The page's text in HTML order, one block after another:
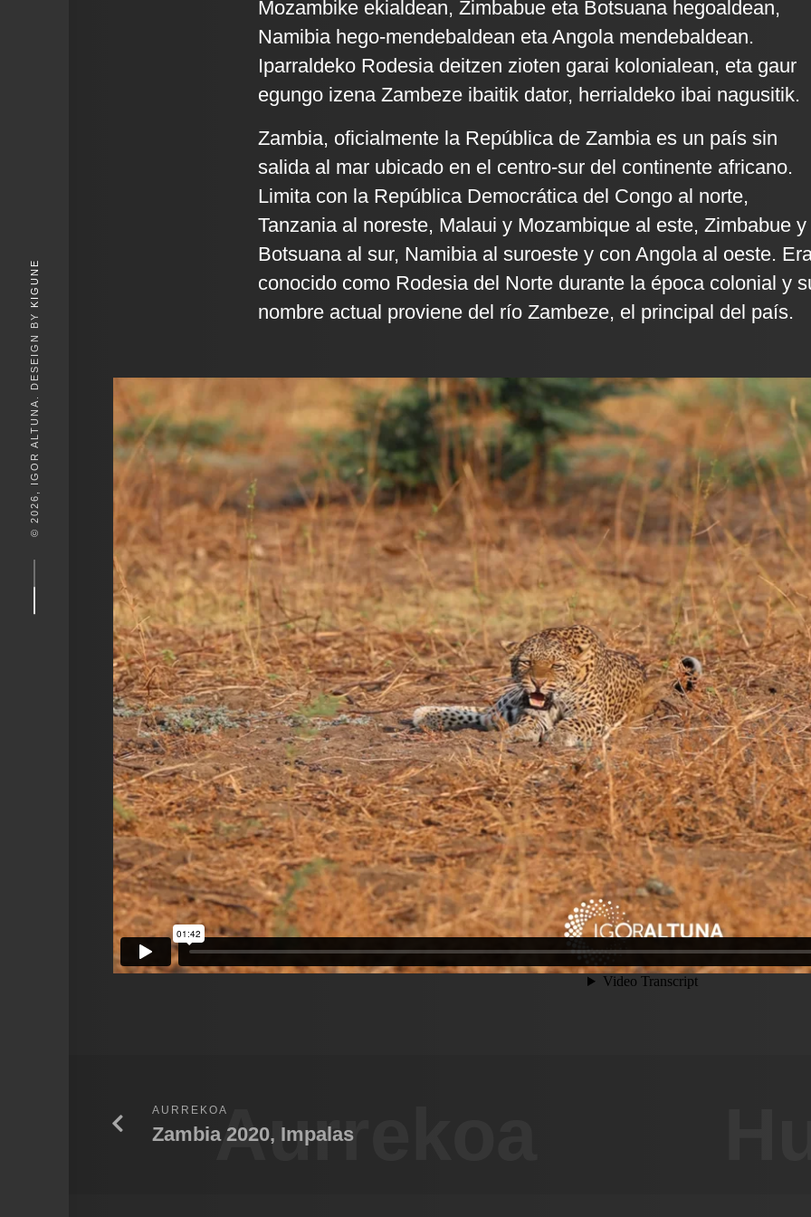
© 2026, IGOR ALTUNA. DESEIGN BY
KIGUNE
Mozambike ekialdean, Zimbabue eta Botsuana hegoaldean,
Namibia hego-mendebaldean eta Angola mendebaldean.
Iparraldeko Rodesia deitzen zioten garai kolonialean, eta gaur
egungo izena Zambeze ibaitik dator, herrialdeko ibai nagusitik.
Zambia, oficialmente la República de Zambia es un país sin
salida al mar ubicado en el centro-sur del continente africano.
Limita con la República Democrática del Congo al norte,
Tanzania al noreste, Malaui y Mozambique al este, Zimbabue y
Botsuana al sur, Namibia al suroeste y con Angola al oeste.
conocido como Rodesia del Norte durante la época colonial y
nombre actual proviene del río Zambeze, el principal del país.
Aurrekoa
AURREKOA
Zambia 2020, Impalas